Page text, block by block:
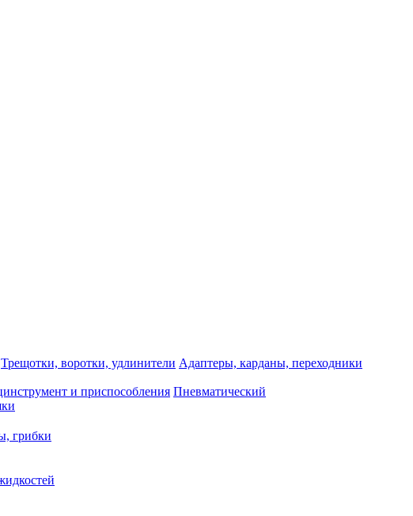
Трещотки, воротки, удлинители Адаптеры, карданы, переходники
и приспособления Пневматический
грибки